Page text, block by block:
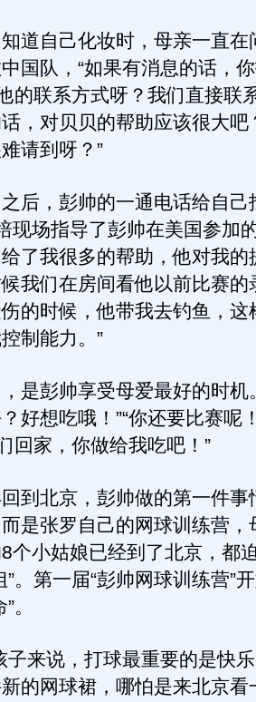
自己化妆时，母亲一直在
国队，“如果有消息的话，
的联系方式呀？我们直接联
，对贝贝的帮助应该很大吧
请到呀？”
，彭帅的一通电话给自己
现场指导了彭帅在美国参加
了我很多的帮助，他对我的
我们在房间看他以前比赛的
的时候，他带我去钓鱼，这
制能力。”
彭帅享受母爱最好的时机
好想吃哦！”“你还要比赛呢
回家，你做给我吃吧！”
北京，彭帅做的第一件事
是张罗自己的网球训练营，
个小姑娘已经到了北京，都
”。第一届“彭帅网球训练营”
。
来说，打球最重要的是快乐
的网球裙，哪怕是来北京看